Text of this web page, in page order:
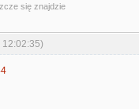
się znajdzie